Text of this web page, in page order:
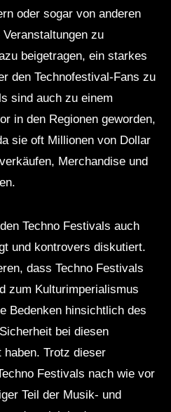
oder sogar von anderen
zu
beigetragen, ein starkes
den Technofestival-Fans zu
sind auch zu einem
in den Regionen geworden,
sie oft Millionen von Dollar
Merchandise und
Techno Festivals auch
und kontrovers diskutiert.
dass Techno Festivals
zum Kulturimperialismus
Bedenken hinsichtlich des
bei diesen
haben. Trotz dieser
Festivals nach wie vor
Teil der Musik- und